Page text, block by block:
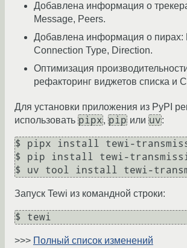
Добавлена информация о
Message, Peers.
Добавлена информация о пирах:
Connection Type, Direction.
Оптимизация
рефакторинг виджетов списка и
Для установки приложения из PyPI
использовать pipx, pip или uv:
$ pipx install tewi-
$ pip install tewi-
Запуск Tewi из командной строки:
>>> Полный список изменений